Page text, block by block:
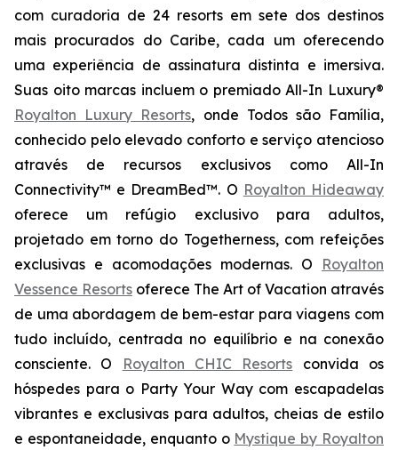
com curadoria de 24 resorts em sete dos destinos
mais procurados do Caribe, cada um oferecendo
uma experiência de assinatura distinta e imersiva.
Suas oito marcas incluem o premiado All-In Luxury®
Royalton Luxury Resorts, onde Todos são Família,
conhecido pelo elevado conforto e serviço atencioso
através de recursos exclusivos como All-In
Connectivity™ e DreamBed™. O Royalton Hideaway
oferece um refúgio exclusivo para adultos,
projetado em torno do Togetherness, com refeições
exclusivas e acomodações modernas. O Royalton
Vessence Resorts oferece The Art of Vacation através
de uma abordagem de bem-estar para viagens com
tudo incluído, centrada no equilíbrio e na conexão
consciente. O
Royalton CHIC Resorts convida os
hóspedes para o Party Your Waycom escapadelas
vibrantes e exclusivas para adultos, cheias de estilo
e espontaneidade, enquanto o Mystique by Royalton